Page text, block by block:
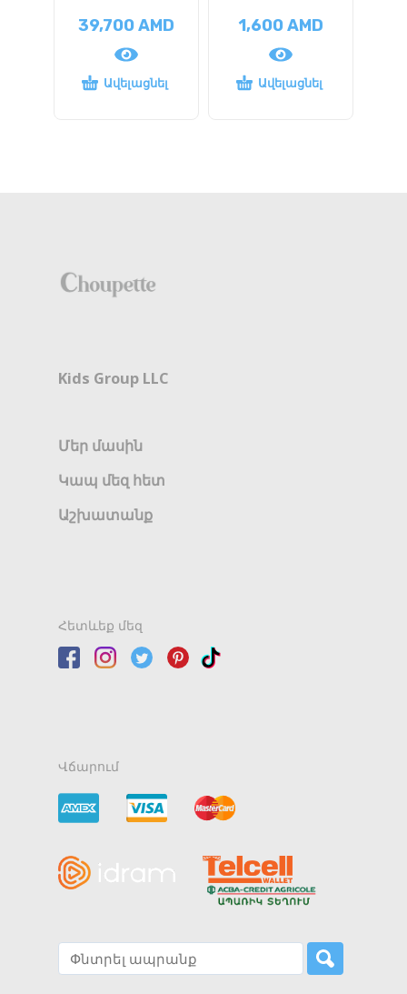
39,700AMD
Ավելացնել
1,600AMD
Ավելացնել
Kids Group LLC
Մեր մասին
Կապ մեզ հետ
Աշխատանք
Հետևեք մեզ
Վճարում